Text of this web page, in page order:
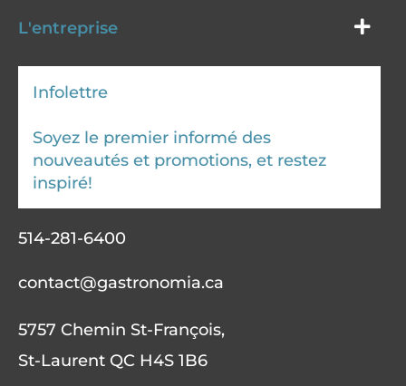
L'entreprise
Infolettre
Soyez le premier informé des
nouveautés et promotions, et restez
inspiré!
514-281-6400
contact@gastronomia.ca
5757 Chemin St-François,
St-Laurent QC H4S 1B6